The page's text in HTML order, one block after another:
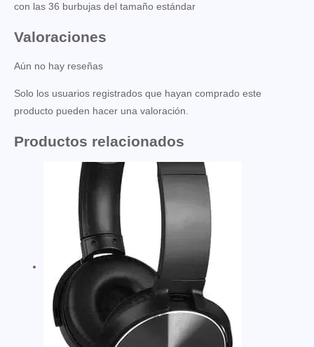
con las 36 burbujas del tamaño estándar
Valoraciones
Aún no hay reseñas
Solo los usuarios registrados que hayan comprado este
producto pueden hacer una valoración.
Productos relacionados